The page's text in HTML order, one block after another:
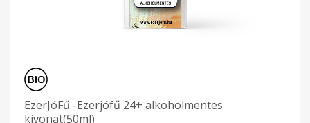
EzerJóFű -Ezerjófű 24+ alkoholmentes
kivonat(50ml)